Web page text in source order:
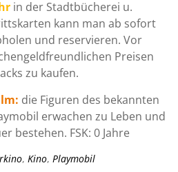
in der Stadtbücherei u.
kann man ab sofort
und reservieren. Vor
Preisen
zu kaufen.
die Figuren des bekannten
erwachen zu Leben und
bestehen. FSK: 0 Jahre
, Kino, Playmobil